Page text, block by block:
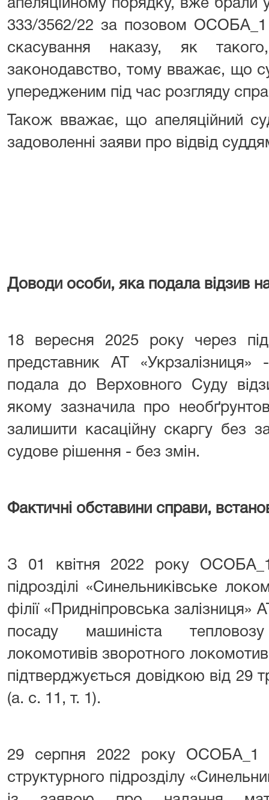
апеляційному порядку, вже брали
333/3562/22 за позовом ОСОБА_1
скасування наказу, як
законодавство, тому вважає, що
упередженим під час розгляду
Також вважає, що апеляційний
задоволенні заяви про відвід
Доводи особи, яка подала відзив
18 вересня 2025 року через
представник АТ
подала до Верховного Суду
якому зазначила про
залишити касаційну скаргу без
судове рішення - без змін.
Фактичні обставини справи,
З 01 квітня 2022 року
підрозділі «Синельниківське
філії «Придніпровська залізниця»
посаду машиніста тепловозу
локомотивів зворотного
підтверджується довідкою від
(а. с. 11, т. 1).
29 серпня 2022 року ОСОБА_1
структурного підрозділу